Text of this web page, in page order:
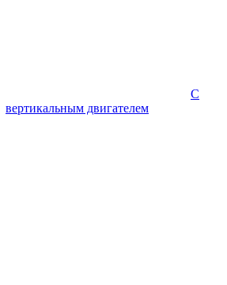
С
вертикальным двигателем